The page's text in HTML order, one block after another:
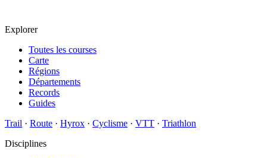
Explorer
Toutes les courses
Carte
Régions
Départements
Records
Guides
Trail · Route · Hyrox · Cyclisme · VTT · Triathlon
Disciplines